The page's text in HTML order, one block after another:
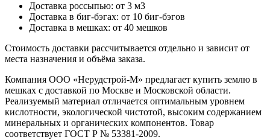
Доставка россыпью: от 3 м3
Доставка в биг-бэгах: от 10 биг-бэгов
Доставка в мешках: от 40 мешков
Стоимость доставки рассчитывается отдельно и зависит от
места назначения и объёма заказа.
Компания ООО «Нерудстрой-М» предлагает купить землю в
мешках с доставкой по Москве и Московской области.
Реализуемый материал отличается оптимальным уровнем
кислотности, экологической чистотой, высоким содержанием
минеральных и органических компонентов. Товар
соответствует ГОСТ Р № 53381-2009.